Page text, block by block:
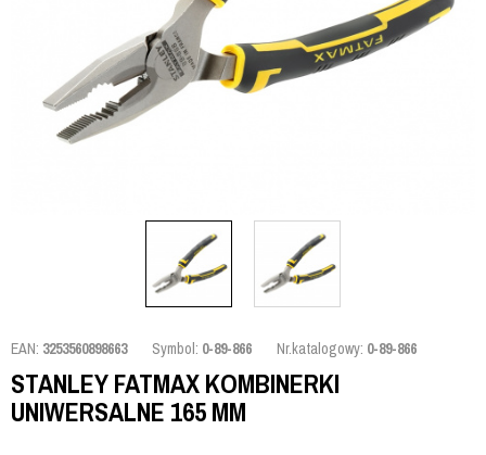
EAN: 3253560898663 Symbol: 0-89-866 Nr.katalogowy: 0-89-866
STANLEY FATMAX KOMBINERKI
UNIWERSALNE 165 MM